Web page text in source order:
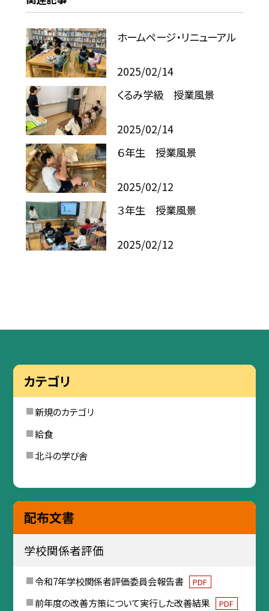
ホームページ・リニューアル
2025/02/14
くるみ学級 授業風景
2025/02/14
６年生 授業風景
2025/02/12
３年生 授業風景
2025/02/12
カテゴリ
新規のカテゴリ
給食
北斗の学び舎
配布文書
学校関係者評価
令和7年学校関係者評価委員会報告書 PDF
前年度の改善方策について実行した改善結果 PDF